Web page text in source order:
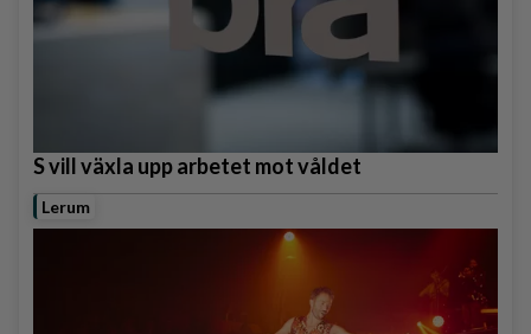
S vill växla upp arbetet mot våldet
Lerum